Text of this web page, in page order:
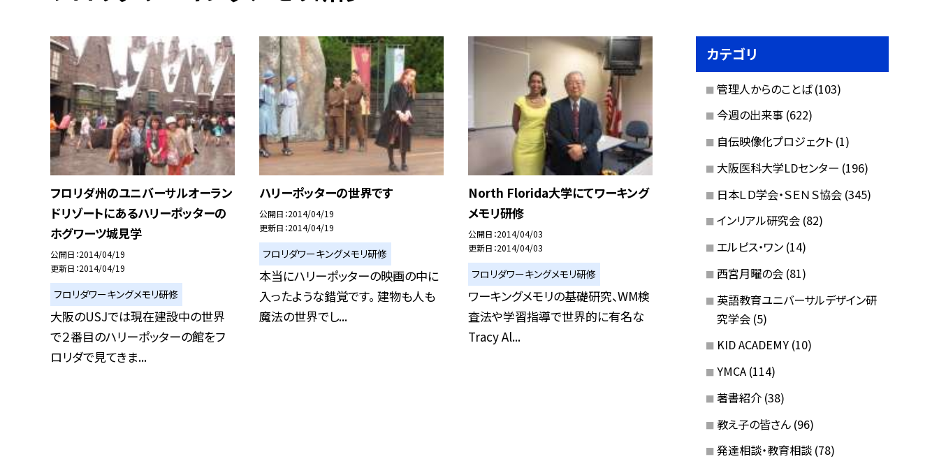
フロリダ州のユニバーサルオーラン
ドリゾートにあるハリーポッターの
ホグワーツ城見学
公開日 2014/04/19
更新日 2014/04/19
フロリダワーキングメモリ研修
大阪のUSJでは現在建設中の世界
で２番目のハリーポッターの館をフ
ロリダで見てきま...
ハリーポッターの世界です
公開日 2014/04/19
更新日 2014/04/19
フロリダワーキングメモリ研修
本当にハリーポッターの映画の中に
入ったような錯覚です。 建物も人も
魔法の世界でし...
North Florida大学にてワーキング
メモリ研修
公開日 2014/04/03
更新日 2014/04/03
フロリダワーキングメモリ研修
ワーキングメモリの基礎研究、WM検
査法や学習指導で世界的に有名な
Tracy Al...
カテゴリ
管理人からのことば (103)
今週の出来事 (622)
自伝映像化プロジェクト (1)
大阪医科大学LDセンター (196)
日本ＬＤ学会・ＳＥＮＳ協会 (345)
インリアル研究会 (82)
エルピス・ワン (14)
西宮月曜の会 (81)
英語教育ユニバーサルデザイン研
究学会 (5)
KID ACADEMY (10)
YMCA (114)
著書紹介 (38)
教え子の皆さん (96)
発達相談・教育相談 (78)